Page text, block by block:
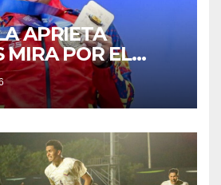
APRIETA
MIRA POR EL